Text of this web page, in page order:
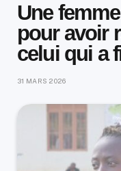
Une
pour avoir
celui qui a
31 MARS 2026